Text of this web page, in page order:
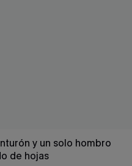
y un solo hombro
de hojas